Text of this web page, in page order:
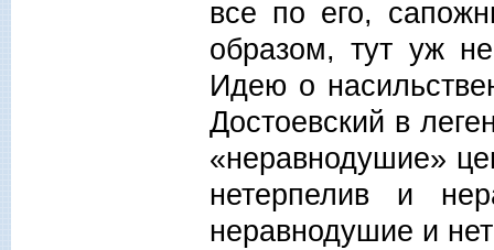
все по его,
образом, тут уж
Идею о
Достоевский в
«неравнодушие»
нетерпелив и
неравнодушие и